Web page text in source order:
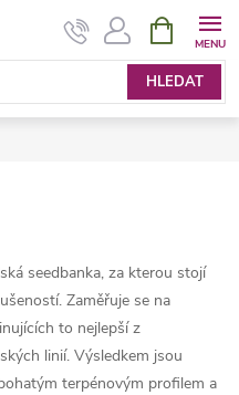
HLEDAT
NÁKUPNÍ
KOŠÍK
seedbanka, za kterou stojí
Zaměřuje se na
to nejlepší z
linií. Výsledkem jsou
terpénovým profilem a